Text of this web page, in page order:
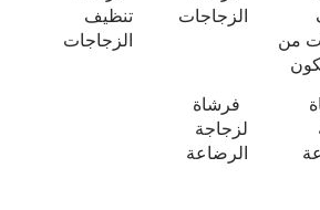
من
الزجاجات
تنظيف
الزجاجات
فرشاة
لزجاجة
الرضاعة